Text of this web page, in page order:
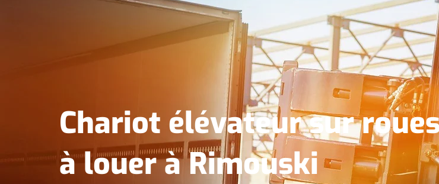
Chariot élévateur sur
à louer à Rimouski